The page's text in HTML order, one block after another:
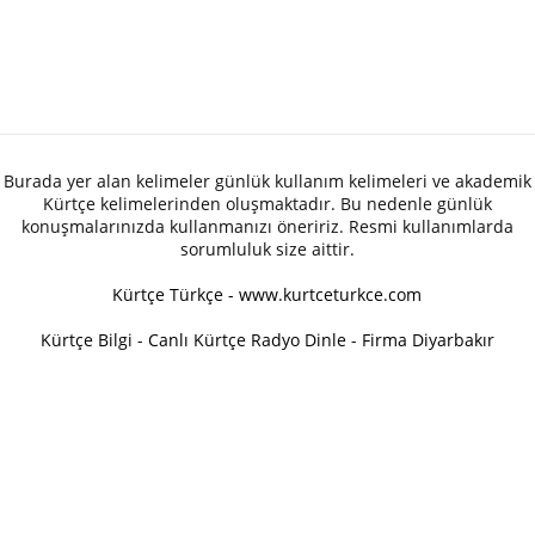
Burada yer alan kelimeler günlük kullanım kelimeleri ve akademik
Kürtçe kelimelerinden oluşmaktadır. Bu nedenle günlük
konuşmalarınızda kullanmanızı öneririz. Resmi kullanımlarda
sorumluluk size aittir.
Kürtçe Türkçe - www.kurtceturkce.com
Kürtçe Bilgi - Canlı Kürtçe Radyo Dinle - Firma Diyarbakır